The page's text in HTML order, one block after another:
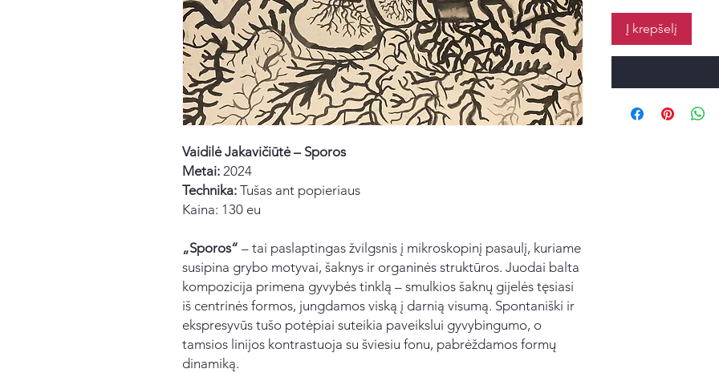
Vaidilė Jakavičiūtė – Sporos
Metai: 2024
Technika: Tušas ant popieriaus
Kaina: 130 eu
„Sporos“ – tai paslaptingas žvilgsnis į mikroskopinį pasaulį, kuriame
susipina grybo motyvai, šaknys ir organinės struktūros. Juodai balta
kompozicija primena gyvybės tinklą – smulkios šaknų gijelės tęsiasi
iš centrinės formos, jungdamos viską į darnią visumą. Spontaniški ir
ekspresyvūs tušo potėpiai suteikia paveikslui gyvybingumo, o
tamsios linijos kontrastuoja su šviesiu fonu, pabrėždamos formų
dinamiką.
Į krepšelį